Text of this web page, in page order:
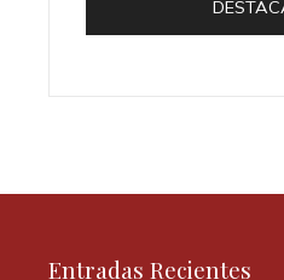
Entradas Recientes